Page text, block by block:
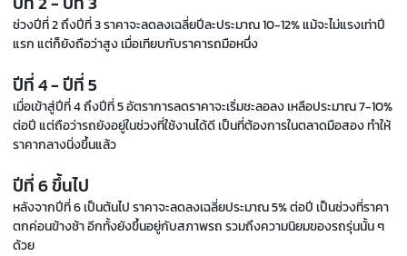
ช่วงปีที่ 2 ถึงปีที่ 3 ราคาจะลดลงเฉลี่ยปีละประมาณ 10-12% แม้จะไม่แรงเท่าปี
แรก แต่ก็ยังถือว่าสูง เมื่อเทียบกับราคารถมือหนึ่ง
ปีที่ 4 - ปีที่ 5
เมื่อเข้าสู่ปีที่ 4 ถึงปีที่ 5 อัตราการลดราคาจะเริ่มชะลอลง เหลือประมาณ 7-10%
ต่อปี แต่ถือว่ารถยังอยู่ในช่วงที่ใช้งานได้ดี เป็นที่ต้องการในตลาดมือสอง ทำให้
ราคากลางนิ่งขึ้นแล้ว
ปีที่ 6 ขึ้นไป
หลังจากปีที่ 6 เป็นต้นไป ราคาจะลดลงเฉลี่ยประมาณ 5% ต่อปี เป็นช่วงที่ราคา
ตกค่อนข้างช้า อีกทั้งยังขึ้นอยู่กับสภาพรถ รวมถึงความนิยมของรถรุ่นนั้น ๆ
ด้วย